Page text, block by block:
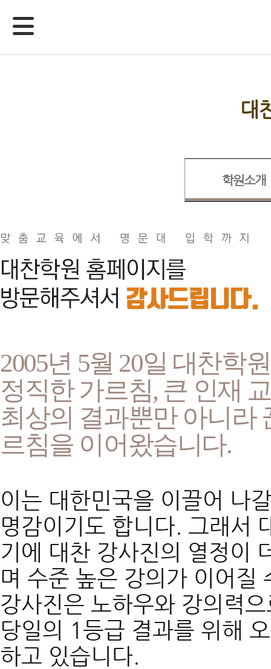
대
학원소개
2005년 5월 20일 대찬학
정직한 가르침, 큰 인재
최상의 결과뿐만 아니라
르침을 이어왔습니다.
이는 대한민국을 이끌어 나
명감이기도 합니다. 그래서
기에 대찬 강사진의 열정이
며 수준 높은 강의가 이어질
강사진은 노하우와 강의력
당일의 1등급 결과를 위해
하고 있습니다.